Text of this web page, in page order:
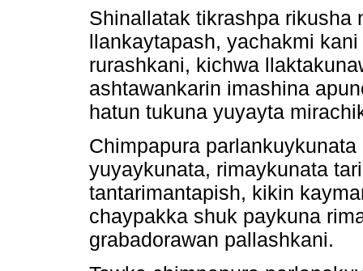
Shinallatak tikrashpa rikusha
llankaytapash, yachakmi
rurashkani, kichwa
ashtawankarin imashina
hatun tukuna yuyayta
Chimpapura
yuyaykunata, rimaykunata
tantarimantapish, kikin
chaypakka shuk paykuna
grabadorawan pallashkani.